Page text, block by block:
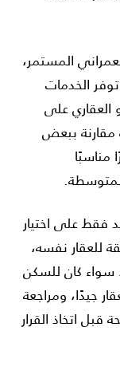
المستمر،
الخدمات
العقاري على
مقارنة ببعض
مناسبًا
فقط على اختيار
للعقار نفسه،
سواء كان للسكن
جيدًا، ومراجعة
قبل اتخاذ القرار